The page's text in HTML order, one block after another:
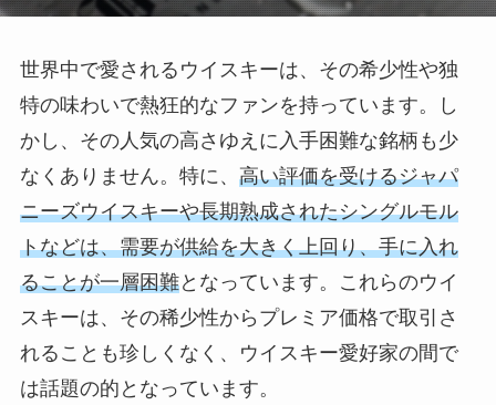
世界中で愛されるウイスキーは、その希少性や独
特の味わいで熱狂的なファンを持っています。し
かし、その人気の高さゆえに入手困難な銘柄も少
なくありません。特に、 高い評価を受けるジャパ
ニーズウイスキーや長期熟成されたシングルモル
トなどは、需要が供給を大きく上回り、手に入れ
ることが一層困難となっています。これらのウイ
スキーは、その稀少性からプレミア価格で取引さ
れることも珍しくなく、ウイスキー愛好家の間で
は話題の的となっています。